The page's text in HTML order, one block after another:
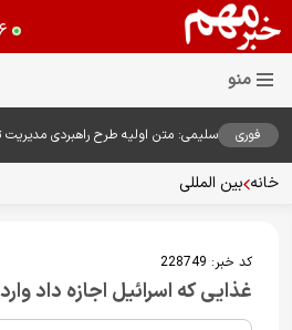
۱۶
فوری
سلیمی: متن اولیه طرح راهبردی
خانه بین المللی
کد خبر: 228749
غذایی که اسرائیل اجازه داد